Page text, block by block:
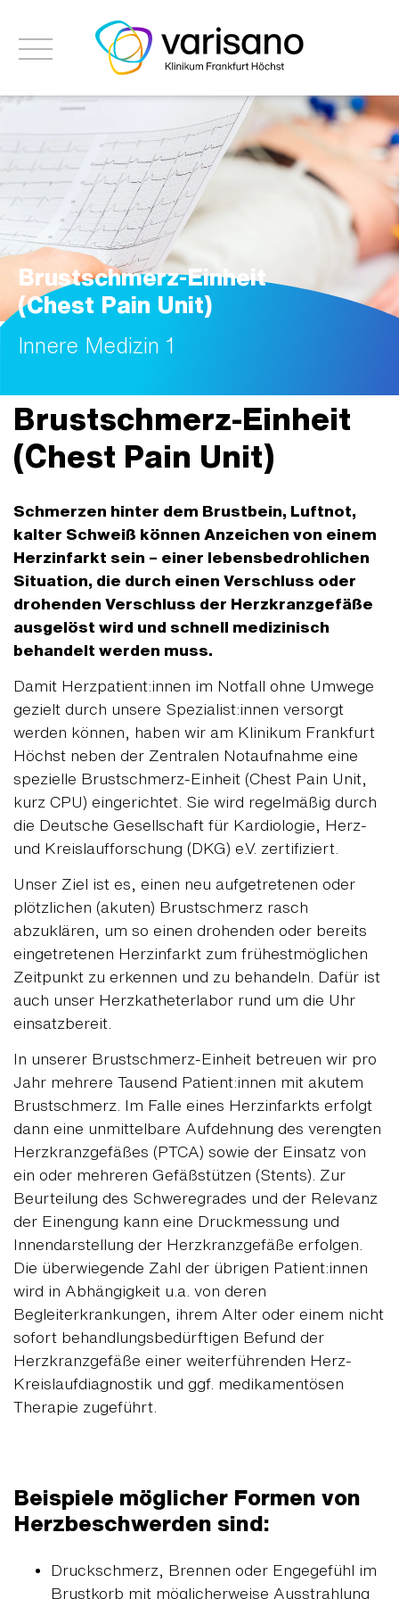
Brustschmerz-Einheit
(Chest Pain Unit)
Innere Medizin 1
Brustschmerz-Einheit
(Chest Pain Unit)
Schmerzen hinter dem Brustbein, Luftnot,
kalter Schweiß können Anzeichen von einem
Herzinfarkt sein – einer lebensbedrohlichen
Situation, die durch einen Verschluss oder
drohenden Verschluss der Herzkranzgefäße
ausgelöst wird und schnell medizinisch
behandelt werden muss.
Damit Herzpatient:innen im Notfall ohne Umwege
gezielt durch unsere Spezialist:innen versorgt
werden können, haben wir am Klinikum Frankfurt
Höchst neben der Zentralen Notaufnahme eine
spezielle Brustschmerz-Einheit (Chest Pain Unit,
kurz CPU) eingerichtet. Sie wird regelmäßig durch
die Deutsche Gesellschaft für Kardiologie, Herz-
und Kreislaufforschung (DKG) e.V. zertifiziert.
Unser Ziel ist es, einen neu aufgetretenen oder
plötzlichen (akuten) Brustschmerz rasch
abzuklären, um so einen drohenden oder bereits
eingetretenen Herzinfarkt zum frühestmöglichen
Zeitpunkt zu erkennen und zu behandeln. Dafür ist
auch unser Herzkatheterlabor rund um die Uhr
einsatzbereit.
In unserer Brustschmerz-Einheit betreuen wir pro
Jahr mehrere Tausend Patient:innen mit akutem
Brustschmerz. Im Falle eines Herzinfarkts erfolgt
dann eine unmittelbare Aufdehnung des verengten
Herzkranzgefäßes (PTCA) sowie der Einsatz von
ein oder mehreren Gefäßstützen (Stents). Zur
Beurteilung des Schweregrades und der Relevanz
der Einengung kann eine Druckmessung und
Innendarstellung der Herzkranzgefäße erfolgen.
Die überwiegende Zahl der übrigen Patient:innen
wird in Abhängigkeit u.a. von deren
Begleiterkrankungen, ihrem Alter oder einem nicht
sofort behandlungsbedürftigen Befund der
Herzkranzgefäße einer weiterführenden Herz-
Kreislaufdiagnostik und ggf. medikamentösen
Therapie zugeführt.
Beispiele möglicher Formen von
Herzbeschwerden sind:
Druckschmerz, Brennen oder Engegefühl im
Brustkorb mit möglicherweise Ausstrahlung